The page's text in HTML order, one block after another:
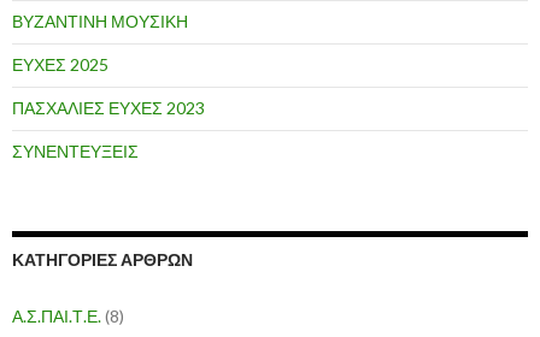
ΒΥΖΑΝΤΙΝΗ ΜΟΥΣΙΚΗ
ΕΥΧΕΣ 2025
ΠΑΣΧΑΛΙΕΣ ΕΥΧΕΣ 2023
ΣΥΝΕΝΤΕΥΞΕΙΣ
ΚΑΤΗΓΟΡΙΕΣ ΑΡΘΡΩΝ
Α.Σ.ΠΑΙ.Τ.Ε.(8)